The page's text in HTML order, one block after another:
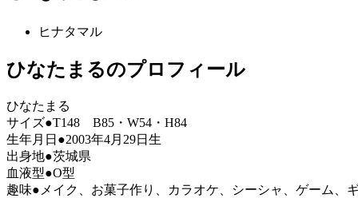
ヒナタマル
ひなたまるのプロフィール
ひなたまる
サイズ●T148 B85・W54・H84
生年月日●2003年4月29日生
出身地●茨城県
血液型●O型
趣味●メイク、お菓子作り、カラオケ、シーシャ、ゲーム、